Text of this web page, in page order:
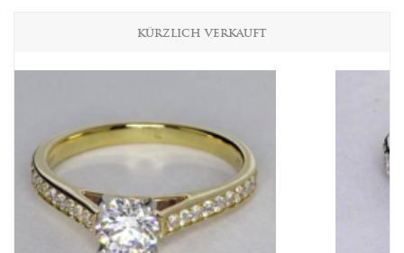
KÜRZLICH VERKAUFT